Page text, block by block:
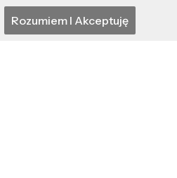
Rozumiem I Akceptuję